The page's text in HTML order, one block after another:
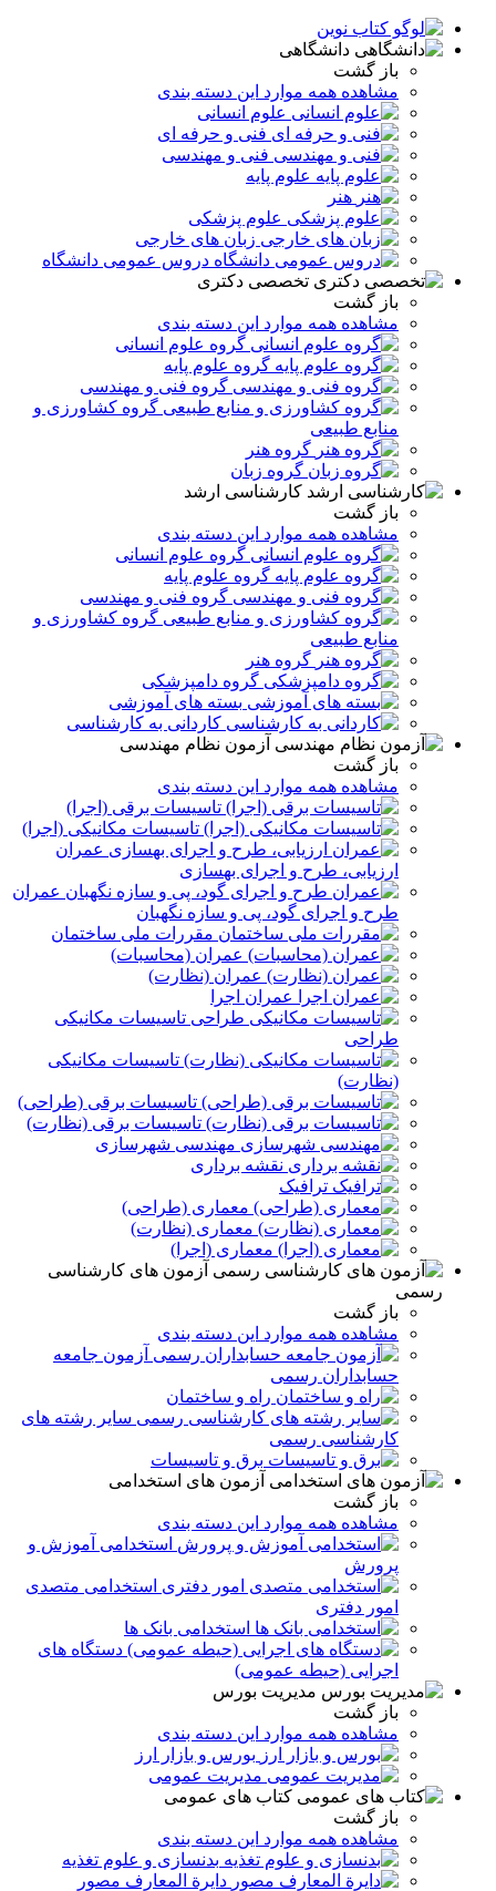
دانشگاهی
باز گشت
مشاهده همه موارد این دسته بندی
علوم انسانی
فنی و حرفه ای
فنی و مهندسی
علوم پایه
هنر
علوم پزشکی
زبان های خارجی
دروس عمومی دانشگاه
تخصصی دکتری
باز گشت
مشاهده همه موارد این دسته بندی
گروه علوم انسانی
گروه علوم پایه
گروه فنی و مهندسی
گروه کشاورزی و
منابع طبیعی
گروه هنر
گروه زبان
کارشناسی ارشد
باز گشت
مشاهده همه موارد این دسته بندی
گروه علوم انسانی
گروه علوم پایه
گروه فنی و مهندسی
گروه کشاورزی و
منابع طبیعی
گروه هنر
گروه دامپزشکی
بسته های آموزشی
کاردانی به کارشناسی
آزمون نظام مهندسی
باز گشت
مشاهده همه موارد این دسته بندی
تاسیسات برقی (اجرا)
تاسیسات مکانیکی (اجرا)
عمران
ارزیابی، طرح و اجرای بهسازی
عمران
طرح و اجرای گود، پی و سازه نگهبان
مقررات ملی ساختمان
عمران (محاسبات)
عمران (نظارت)
عمران اجرا
تاسیسات مکانیکی
طراحی
تاسیسات مکانیکی
(نظارت)
تاسیسات برقی (طراحی)
تاسیسات برقی (نظارت)
مهندسی شهرسازی
نقشه برداری
ترافیک
معماری (طراحی)
معماری (نظارت)
معماری (اجرا)
آزمون های کارشناسی
رسمی
باز گشت
مشاهده همه موارد این دسته بندی
آزمون جامعه
حسابداران رسمی
راه و ساختمان
سایر رشته های
کارشناسی رسمی
برق و تاسيسات
آزمون های استخدامی
باز گشت
مشاهده همه موارد این دسته بندی
استخدامی آموزش و
پرورش
استخدامی متصدی
امور دفتری
استخدامی بانک ها
دستگاه های
اجرایی (حیطه عمومی)
مدیریت بورس
باز گشت
مشاهده همه موارد این دسته بندی
بورس و بازار ارز
مدیریت عمومی
کتاب های عمومی
باز گشت
مشاهده همه موارد این دسته بندی
بدنسازی و علوم تغذیه
دایرة المعارف مصور